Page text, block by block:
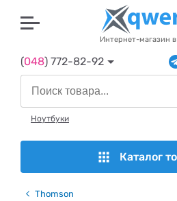
Интернет-магазин
(048) 772-82-92
Ноутбуки
Каталог
Thomson